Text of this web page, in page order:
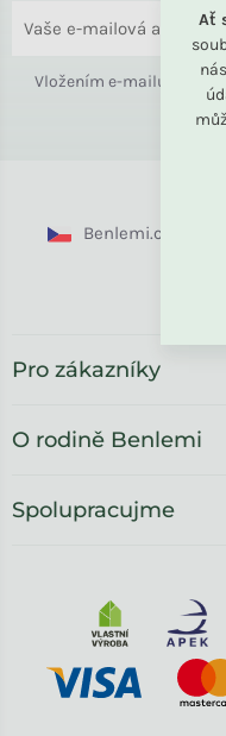
Ať
Vložením e-mailu
Benlemi.cz
Pro zákazníky
O rodině Benlemi
Spolupracujme